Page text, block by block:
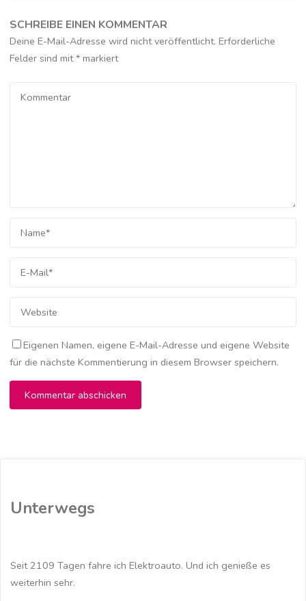
SCHREIBE EINEN KOMMENTAR
Deine E-Mail-Adresse wird nicht veröffentlicht. Erforderliche
Felder sind mit* markiert
Eigenen Namen, eigene E-Mail-Adresse und eigene Website
für die nächste Kommentierung in diesem Browser speichern.
Unterwegs
Seit 2109 Tagen fahre ich Elektroauto. Und ich genieße es
weiterhin sehr.